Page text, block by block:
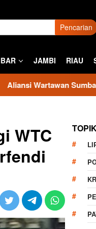
Pencarian
JAMBI RIAU
Sumbar Kecam Sikap
WTC